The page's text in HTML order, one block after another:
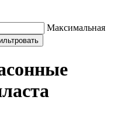
Максимальная